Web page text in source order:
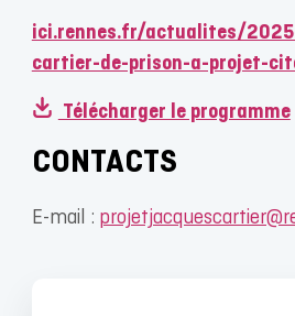
ici.rennes.fr/actualites/
cartier-de-prison-a-projet-
Télécharger le programme
CONTACTS
E-mail :